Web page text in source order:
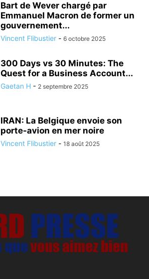
Bart de Wever chargé par
Emmanuel Macron de former un
gouvernement...
Vincent Flibustier - 6 octobre 2025
300 Days vs 30 Minutes: The
Quest for a Business Account...
Gaetan H - 2 septembre 2025
IRAN: La Belgique envoie son
porte-avion en mer noire
Vincent Flibustier - 18 août 2025